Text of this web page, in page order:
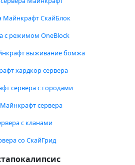
Майнкрафт СкайБлок
с режимом OneBlock
выживание бомжа
хардкор сервера
сервера с городами
сервера
с кланами
со СкайГрид